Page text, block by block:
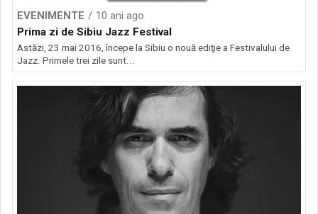
EVENIMENTE
10 ani ago
Prima zi de Sibiu Jazz Festival
Astăzi, 23 mai 2016, începe la Sibiu o nouă ediţie a Festivalului de
Jazz. Primele trei zile sunt...